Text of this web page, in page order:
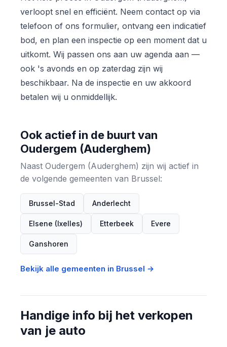
verloopt snel en efficiënt. Neem contact op via
telefoon of ons formulier, ontvang een indicatief
bod, en plan een inspectie op een moment dat u
uitkomt. Wij passen ons aan uw agenda aan —
ook 's avonds en op zaterdag zijn wij
beschikbaar. Na de inspectie en uw akkoord
betalen wij u onmiddellijk.
Ook actief in de buurt van
Oudergem (Auderghem)
Naast Oudergem (Auderghem) zijn wij actief in
de volgende gemeenten van Brussel:
Brussel-Stad Anderlecht
Elsene (Ixelles) Etterbeek Evere
Ganshoren
Bekijk alle gemeenten in Brussel →
Handige info bij het verkopen
van je auto